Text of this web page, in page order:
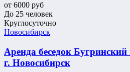
от 6000 руб
До 25 человек
Круглосуточно
Новосибирск
Аренда беседок
г. Новосибирск